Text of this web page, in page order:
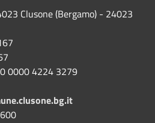
Clusone (Bergamo) - 24023
0000 4224 3279